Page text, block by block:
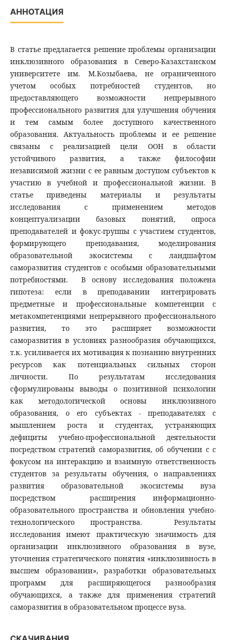
АННОТАЦИЯ
В статье предлагается решение проблемы организации
инклюзивного образования в Северо-Казахстанском
университете им. М.Козыбаева, не ограниченного
учетом особых потребностей студентов, но
предоставляющего возможности непрерывного
профессионального развития для улучшения обучения
и тем самым более доступного качественного
образования. Актуальность проблемы и ее решение
связаны с реализацией цели ООН в области
устойчивого развития, а также философии
независимой жизни с ее равным доступом субъектов к
участию в учебной и профессиональной жизни. В
статье приведены материалы и результаты
исследования с применением методов
концептуализации базовых понятий, опроса
преподавателей и фокус-группы с участием студентов,
формирующего преподавания, моделирования
образовательной экосистемы с ландшафтом
саморазвития студентов с особыми образовательными
потребностями. В основу исследования положена
гипотеза: если в преподавании интегрировать
предметные и профессиональные компетенции с
метакомпетенциями непрерывного профессионального
развития, то это расширяет возможности
саморазвития в условиях разнообразия обучающихся,
т.к. усиливается их мотивация к познанию внутренних
ресурсов как потенциальных сильных сторон
личности. По результатам исследования
сформулированы выводы о позитивной психологии
как методологической основы инклюзивного
образования, о его субъектах - преподавателях с
мышлением роста и студентах, устраняющих
дефициты учебно-профессиональной деятельности
посредством стратегий саморазвития, об обучении с с
фокусом на интеракцию и взаимную ответственность
студентов за результаты обучения, о направлениях
развития образовательной экосистемы вуза
посредством расширения информационно-
образовательного пространства и обновления учебно-
технологического пространства. Результаты
исследования имеют практическую значимость для
организации инклюзивного образования в вузе,
уточнения стратегического понятия «инклюзивность в
высшем образовании», разработки образовательных
программ для расширяющегося разнообразия
обучающихся, а также для применения стратегий
саморазвития в образовательном процессе вуза.